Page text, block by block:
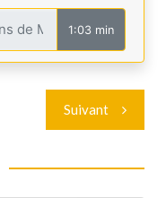
1:03 min
Suivant